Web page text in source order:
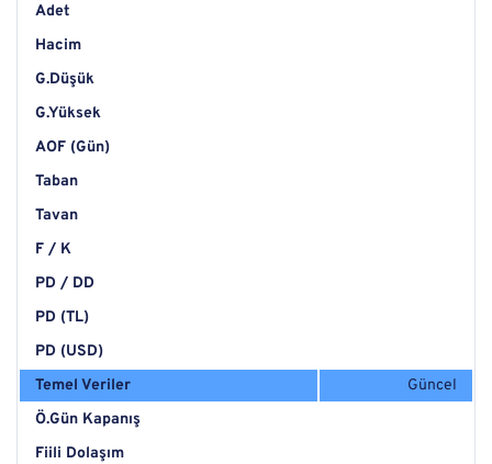
Adet
Hacim
G.Düşük
G.Yüksek
AOF (Gün)
Taban
Tavan
F / K
PD / DD
PD (TL)
PD (USD)
Temel Veriler
Güncel
Ö.Gün Kapanış
Fiili Dolaşım